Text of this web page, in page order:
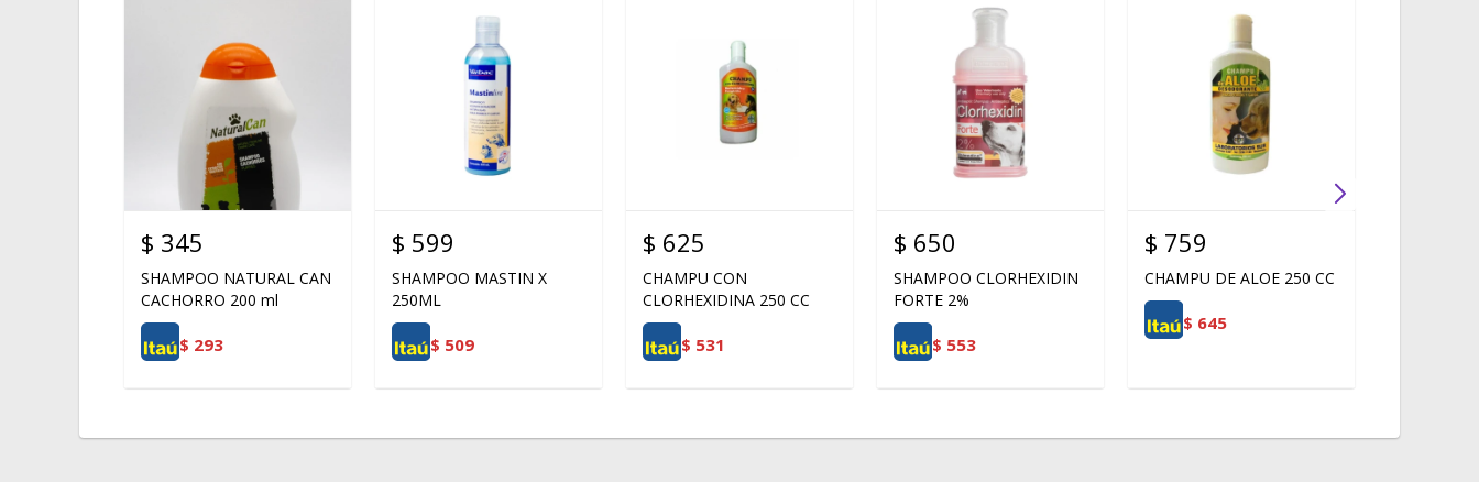
$ 345
SHAMPOO NATURAL CAN
CACHORRO 200 ml
$ 293
$ 599
SHAMPOO MASTIN X
250ML
$ 509
$ 625
CHAMPU CON
CLORHEXIDINA 250 CC
$ 531
$ 650
SHAMPOO CLORHEXIDIN
FORTE 2%
$ 553
$ 759
CHAMPU DE ALOE 250 CC
$ 645